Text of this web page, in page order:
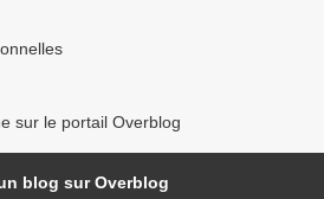
sur le portail Overblog
blog sur Overblog